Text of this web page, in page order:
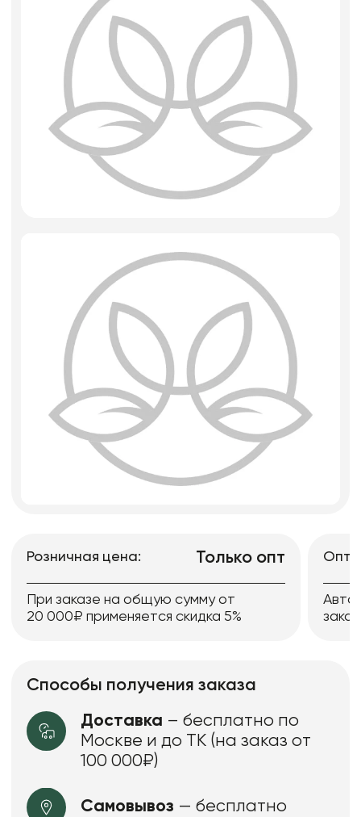
Игрушки мягкие
Сухоцветы
Розничная цена: Только опт
При заказе на общую сумму от
20 000₽ применяется скидка 5%
Способы получения заказа
Доставка – бесплатно по
Москве и до ТК (на заказ от
100 000₽)
Самовывоз — бесплатно